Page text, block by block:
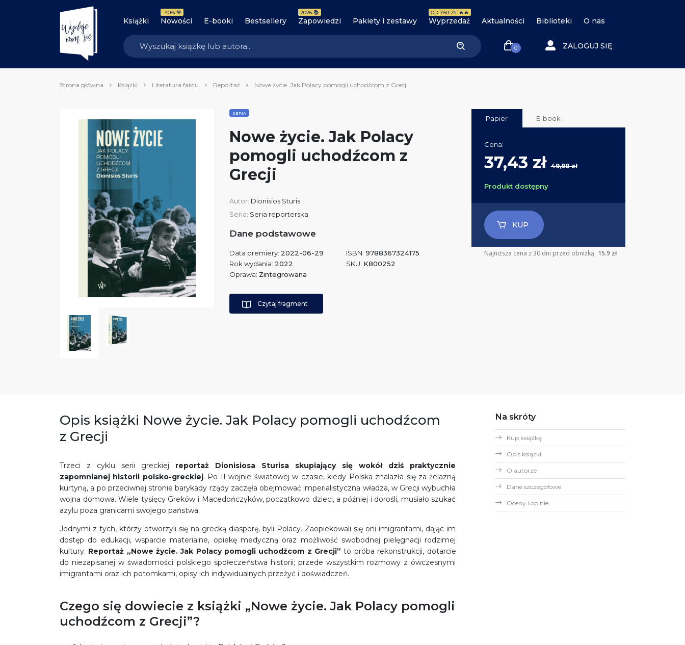
Książki Nowości
-40% 💙
E-booki Bestsellery Zapowiedzi
2026 📚
Pakiety i zestawy Wyprzedaż
OD 7.50 ZŁ 🔥🔥
Aktualności Biblioteki O nas
0 ZALOGUJ SIĘ
Strona główna Książki Literatura faktu Reportaż Nowe życie. Jak Polacy pomogli uchodźcom z Grecji
SERIA
Nowe życie. Jak Polacy
pomogli uchodźcom z
Grecji
Autor: Dionisios Sturis
Seria: Seria reporterska
Dane podstawowe
Data premiery: 2022-06-29
Rok wydania: 2022
Oprawa: Zintegrowana
ISBN: 9788367324175
SKU: K800252
Czytaj fragment
Papier E-book
Cena:
37,43 zł49,90 zł
Produkt dostępny
KUP
Najniższa cena z 30 dni przed obniżką: 15.9 zł
Opis książki Nowe życie. Jak Polacy pomogli uchodźcom
z Grecji
Trzeci z cyklu serii greckiej reportaż Dionisiosa Sturisa skupiający się wokół dziś praktycznie
zapomnianej historii polsko-greckiej. Po II wojnie światowej w czasie, kiedy Polska znalazła się za żelazną
kurtyną, a po przeciwnej stronie barykady rządy zaczęła obejmować imperialistyczna władza, w Grecji wybuchła
wojna domowa. Wiele tysięcy Greków i Macedończyków, początkowo dzieci, a później i dorośli, musiało szukać
azylu poza granicami swojego państwa.
Jednymi z tych, którzy otworzyli się na grecką diasporę, byli Polacy. Zaopiekowali się oni imigrantami, dając im
dostęp do edukacji, wsparcie materialne, opiekę medyczną oraz możliwość swobodnej pielęgnacji rodzimej
kultury. Reportaż „Nowe życie. Jak Polacy pomogli uchodźcom z Grecji”to próba rekonstrukcji, dotarcie
do niezapisanej w świadomości polskiego społeczeństwa historii; przede wszystkim rozmowy z ówczesnymi
imigrantami oraz ich potomkami, opisy ich indywidualnych przeżyć i doświadczeń.
Czego się dowiecie z książki „Nowe życie. Jak Polacy pomogli
uchodźcom z Grecji”?
Na skróty
Kup książkę
Opis książki
O autorze
Dane szczegółowe
Oceny i opinie